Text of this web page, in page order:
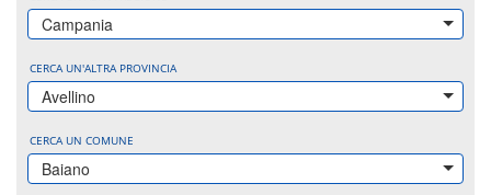
Campania
CERCA UN'ALTRA PROVINCIA
Avellino
CERCA UN COMUNE
Baiano